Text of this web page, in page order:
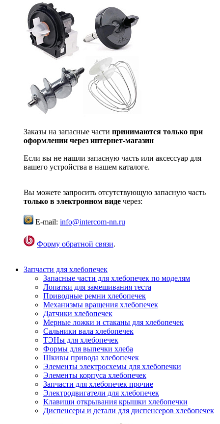
Заказы на запасные части принимаются только при
оформлении через интернет-магазин
Если вы не нашли запасную часть или аксессуар для
вашего устройства в нашем каталоге.
Вы можете запросить отсутствующую запасную часть
только в электронном виде через:
E-mail: info@intercom-nn.ru
Форму обратной связи.
Запчасти для хлебопечек
Запасные части для хлебопечек по моделям
Лопатки для замешивания теста
Приводные ремни хлебопечек
Механизмы вращения хлебопечек
Датчики хлебопечек
Мерные ложки и стаканы для хлебопечек
Сальники вала хлебопечек
ТЭНы для хлебопечек
Формы для выпечки хлеба
Шкивы привода хлебопечек
Элементы электросхемы для хлебопечки
Элементы корпуса хлебопечек
Запчасти для хлебопечек прочие
Электродвигатели для хлебопечек
Клавиши открывания крышки хлебопечки
Диспенсеры и детали для диспенсеров хлебопечек